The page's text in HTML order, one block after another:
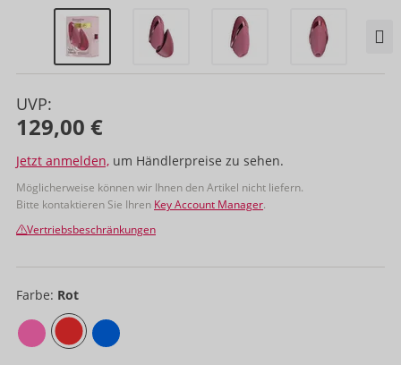
UVP:
129,00 €
Jetzt anmelden, um Händlerpreise zu sehen.
Möglicherweise können wir Ihnen den Artikel nicht liefern.
Bitte kontaktieren Sie Ihren Key Account Manager.
Vertriebsbeschränkungen
Farbe: Rot